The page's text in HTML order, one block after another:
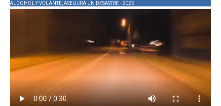
ALCOHOL Y VOLANTE, ASEGURA UN DESASTRE - 2026